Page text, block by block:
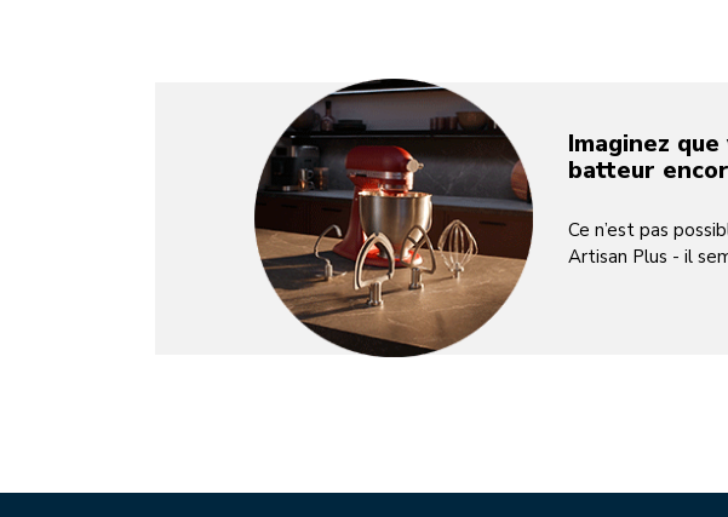
Imaginez
batteur
Ce n’est pas
Artisan Plus - il